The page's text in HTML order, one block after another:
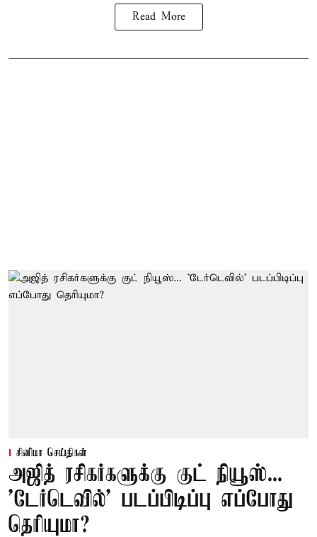
Read More
சினிமா செய்திகள்
அஜித் ரசிகர்களுக்கு குட் நியூஸ்...
'டேர்டெவில்' படப்பிடிப்பு எப்போது
தெரியுமா?